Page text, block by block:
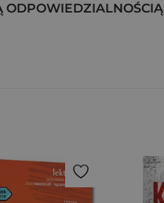
ODPOWIEDZIALNOŚCIĄ